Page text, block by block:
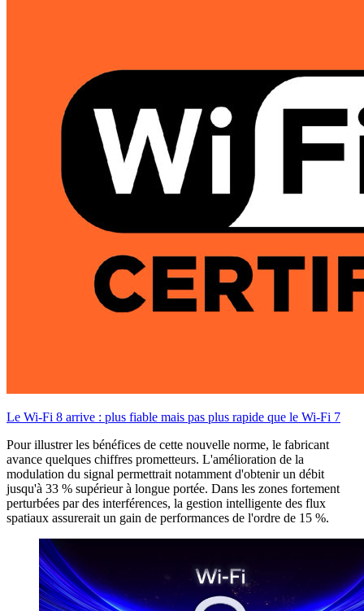
Le Wi-Fi 8 arrive : plus fiable mais pas plus rapide que le Wi-Fi 7
Pour illustrer les bénéfices de cette nouvelle norme, le fabricant
avance quelques chiffres prometteurs. L'amélioration de la
modulation du signal permettrait notamment d'obtenir un débit
jusqu'à 33 % supérieur à longue portée. Dans les zones fortement
perturbées par des interférences, la gestion intelligente des flux
spatiaux assurerait un gain de performances de l'ordre de 15 %.